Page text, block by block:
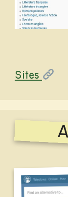
Catégories
Sites